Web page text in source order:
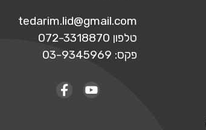
tedarim.lid@gmail.com
טלפון 072-3318870
פקס: 03-9345969